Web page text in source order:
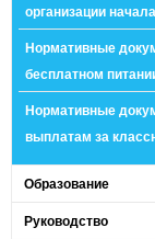
организации
Нормативные
бесплатном
Нормативные
выплатам за
Образование
Руководство